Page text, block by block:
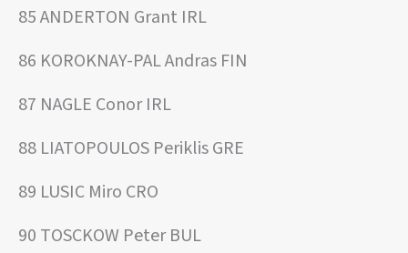
85 ANDERTON Grant IRL
86 KOROKNAY-PAL Andras FIN
87 NAGLE Conor IRL
88 LIATOPOULOS Periklis GRE
89 LUSIC Miro CRO
90 TOSCKOW Peter BUL